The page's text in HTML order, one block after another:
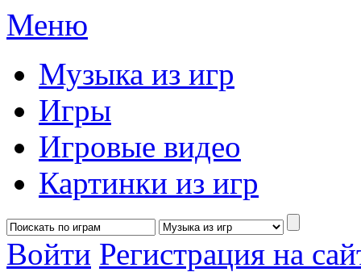
Меню
Музыка из игр
Игры
Игровые видео
Картинки из игр
Войти Регистрация на